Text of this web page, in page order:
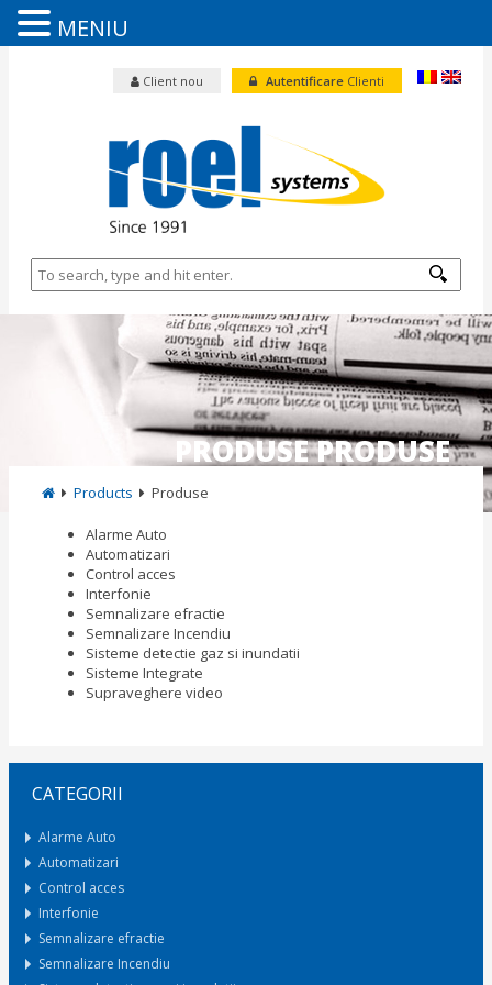
Autentificare Clienti
Client nou
PRODUSE PRODUSE
Products Produse
Alarme Auto
Automatizari
Control acces
Interfonie
Semnalizare efractie
Semnalizare Incendiu
Sisteme detectie gaz si inundatii
Sisteme Integrate
Supraveghere video
CATEGORII
Alarme Auto
Automatizari
Control acces
Interfonie
Semnalizare efractie
Semnalizare Incendiu
MENIU